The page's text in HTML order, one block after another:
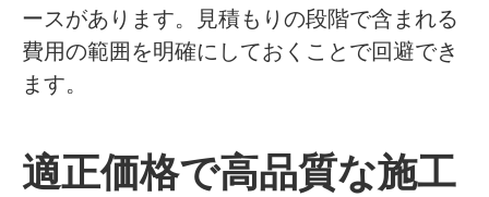
ースがあります。見積もりの段階で含まれる
費用の範囲を明確にしておくことで回避でき
ます。
適正価格で高品質な施工